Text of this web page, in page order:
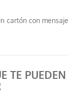
cartón con mensaje
TE PUEDEN